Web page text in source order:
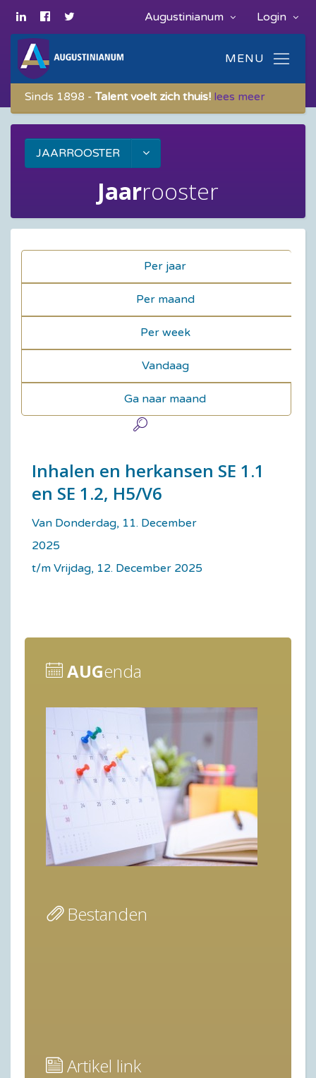
Login
Augustinianum
Sinds 1898 -Talent voelt zich thuis! lees meer
JAARROOSTER
Jaarrooster
Per jaar
Per maand
Per week
Vandaag
Ga naar maand
Inhalen en herkansen SE 1.1
en SE 1.2, H5/V6
Van Donderdag, 11. December
2025
t/m Vrijdag, 12. December 2025
AUGenda
Bestanden
Artikel link